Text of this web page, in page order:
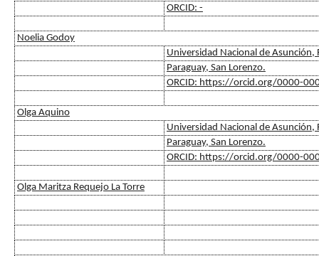
ORCID: -
Noelia Godoy
Universidad Nacional de Asunción,
Paraguay, San Lorenzo.
ORCID: https://orcid.org/0000-
Olga Aquino
Universidad Nacional de Asunción,
Paraguay, San Lorenzo.
ORCID: https://orcid.org/0000-
Olga Maritza Requejo La Torre